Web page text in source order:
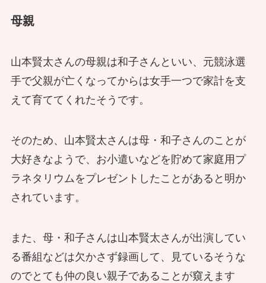
母親
山本賢太さんの母親は和子さんといい、元競泳選
手で父親が亡くなってからは女手一つで家計を支
えて育ててくれたそうです。
そのため、山本賢太さんは母・和子さんのことが
大好きなようで、お小遣いなどを貯めて家庭用プ
ラネタリウムをプレゼントしたことがあると明か
されています。
また、母・和子さんは山本賢太さんが出演してい
る番組などは欠かさず録画して、見ているそうな
のでとても仲の良い親子であることが窺えます